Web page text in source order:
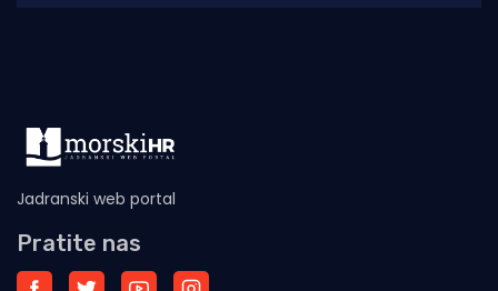
Jadranski web portal
Pratite nas